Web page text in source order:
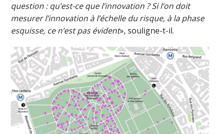
question : qu’est-ce que l’innovation ? Si l’on doit
mesurer l’innovation à l’échelle du risque, à la phase
esquisse, ce n’est pas évident», souligne-t-il.